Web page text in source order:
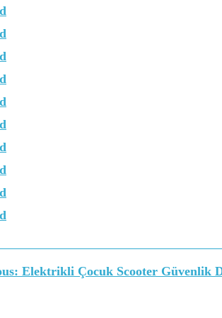
Elektrikli Çocuk Scooter Güvenlik